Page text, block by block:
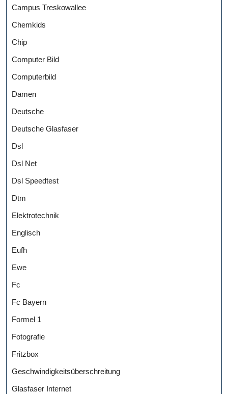
Campus Treskowallee
Chemkids
Chip
Computer Bild
Computerbild
Damen
Deutsche
Deutsche Glasfaser
Dsl
Dsl Net
Dsl Speedtest
Dtm
Elektrotechnik
Englisch
Eufh
Ewe
Fc
Fc Bayern
Formel 1
Fotografie
Fritzbox
Geschwindigkeitsüberschreitung
Glasfaser Internet